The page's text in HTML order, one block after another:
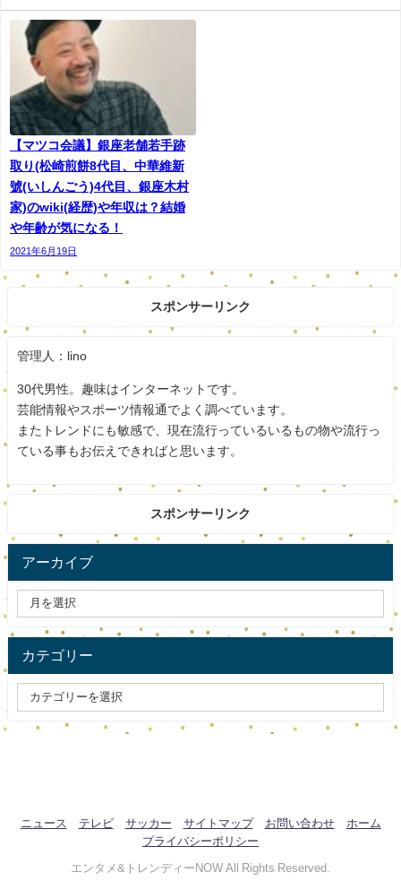
【マツコ会議】銀座老舗若手跡
取り(松崎煎餅8代目、中華維新
號(いしんごう)4代目、銀座木村
家)のwiki(経歴)や年収は？結婚
や年齢が気になる！
2021年6月19日
スポンサーリンク
管理人：lino
30代男性。趣味はインターネットです。
芸能情報やスポーツ情報通でよく調べています。
またトレンドにも敏感で、現在流行っているいるもの物や流行っ
ている事もお伝えできればと思います。
スポンサーリンク
アーカイブ
カテゴリー
ニュース テレビ サッカー サイトマップ お問い合わせ
ホーム
プライバシーポリシー
エンタメ&トレンディーNOW All Rights Reserved.